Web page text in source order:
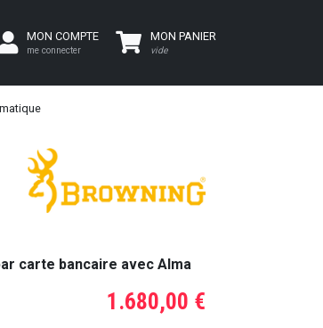
MON COMPTE
me connecter
MON PANIER
vide
carte bancaire avec Alma
1.680,00 €